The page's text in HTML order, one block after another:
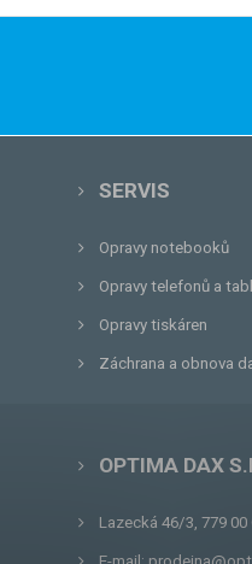
SERVIS
Opravy notebooků
Opravy telefonů a
Opravy tiskáren
Záchrana a obnova
OPTIMA DAX
Lazecká 46/3, 779 00